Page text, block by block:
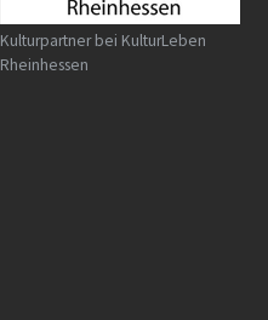
Kulturpartner bei KulturLeben
Rheinhessen